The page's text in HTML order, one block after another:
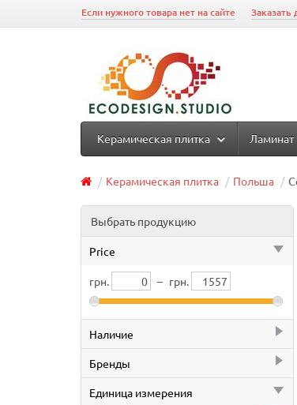
Если нужного товара нет на сайте Заказать
Керамическая плитка Ламинат
Керамическая плитка Польша
Выбрать продукцию
Price
грн. – грн.
Наличие
Под заказ
57
224
Бренды
Cerrad
281
Единица измерения